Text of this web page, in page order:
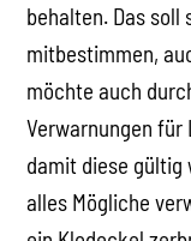
behalten. Das soll
mitbestimmen,
möchte auch
Verwarnungen
damit diese gültig
alles Mögliche